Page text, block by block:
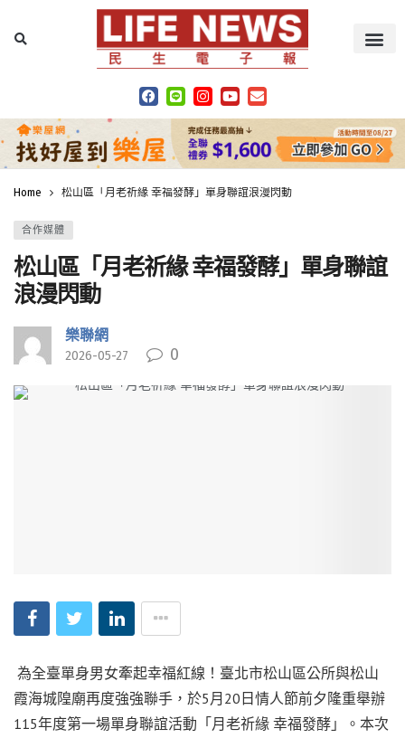
Home 松山區「月老祈緣 幸福發酵」單身聯誼浪漫閃動
合作媒體
松山區「月老祈緣 幸福發酵」單身聯誼
浪漫閃動
樂聯網
2026-05-27 0
為全臺單身男女牽起幸福紅線！臺北市松山區公所與松山
霞海城隍廟再度強強聯手，於5月20日情人節前夕隆重舉辦
115年度第一場單身聯誼活動「月老祈緣 幸福發酵」。本次